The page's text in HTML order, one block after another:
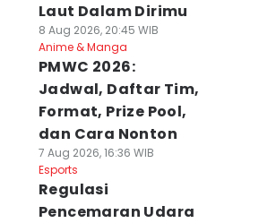
Laut Dalam Dirimu
8 Aug 2026, 20:45 WIB
Anime & Manga
PMWC 2026:
Jadwal, Daftar Tim,
Format, Prize Pool,
dan Cara Nonton
7 Aug 2026, 16:36 WIB
Esports
Regulasi
Pencemaran Udara